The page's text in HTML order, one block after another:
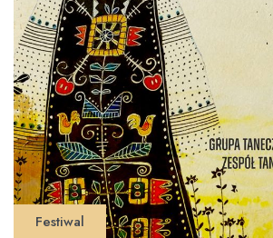
Festiwal